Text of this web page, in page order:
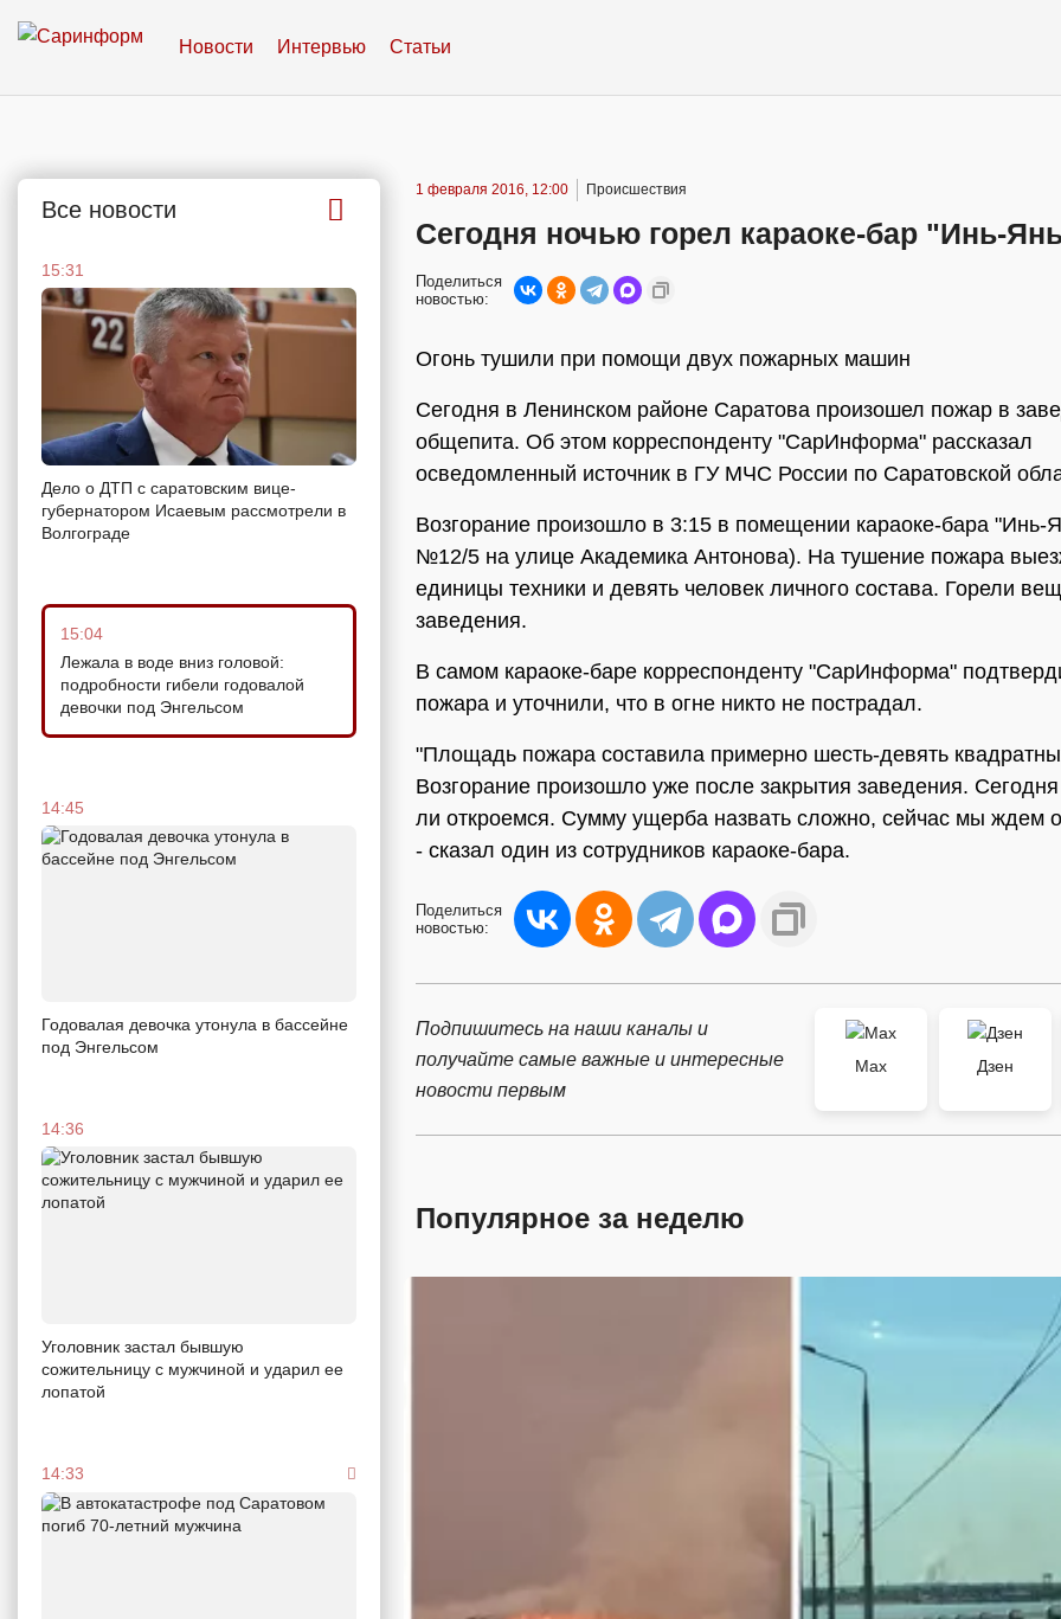
Новости Интервью Статьи
Все новости
15:31
Дело о ДТП с саратовским вице-
губернатором Исаевым рассмотрели в
Волгограде
15:04
Лежала в воде вниз головой:
подробности гибели годовалой
девочки под Энгельсом
14:45
Годовалая девочка утонула в бассейне
под Энгельсом
14:36
Уголовник застал бывшую
сожительницу с мужчиной и ударил ее
лопатой
14:33
1 февраля 2016, 12:00 Происшествия
Сегодня ночью горел караоке-бар "Инь-
Поделиться
новостью:
Огонь тушили при помощи двух пожарных машин
Сегодня в Ленинском районе Саратова произошел пожар в
общепита. Об этом корреспонденту "СарИнформа" рассказал
осведомленный источник в ГУ МЧС России по Саратовской
Возгорание произошло в 3:15 в помещении караоке-бара "Инь-
№12/5 на улице Академика Антонова). На тушение пожара
единицы техники и девять человек личного состава. Горели
заведения.
В самом караоке-баре корреспонденту "СарИнформа"
пожара и уточнили, что в огне никто не пострадал.
"Площадь пожара составила примерно шесть-девять
Возгорание произошло уже после закрытия заведения.
ли откроемся. Сумму ущерба назвать сложно, сейчас мы ждем
- сказал один из сотрудников караоке-бара.
Поделиться
новостью:
Подпишитесь на наши каналы и
получайте самые важные и интересные
новости первым
Max
Дзен
Популярное за неделю